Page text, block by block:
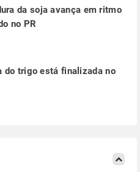
da soja avança em ritmo
no PR
do trigo está finalizada no